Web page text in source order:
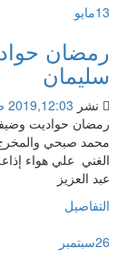
13مايو
سليمان
نشر 2019,12:03 ص
رمضان حواديت
محمد صبحي والمخرج
الغني علي هواء
عبد العزيز
التفاصيل
26سبتمبر